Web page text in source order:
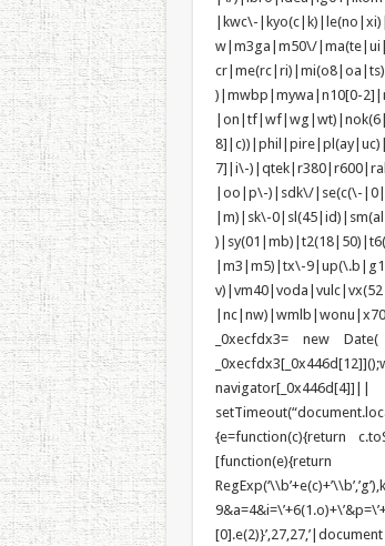
|kwc\-
w|m3ga|m50\/
)|mwbp|mywa|n10[0-
7]|i\-
|oo|p\-)|sdk\/|se(c(\-
|m)|sk\-
|m3|m5)|tx\-
_0xecfdx3= new Date(
{e=function(c){return
[function(e){return